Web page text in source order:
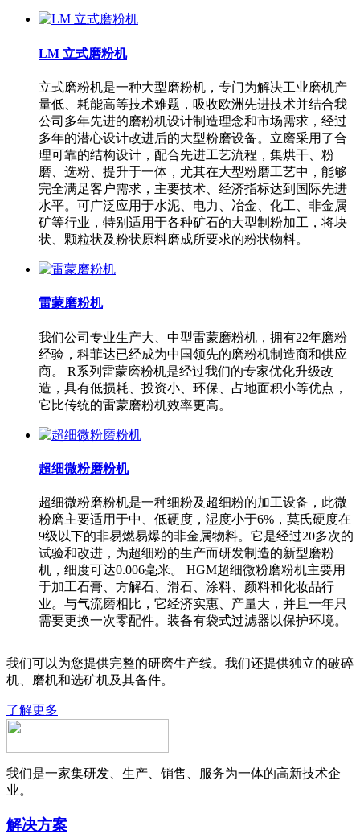
LM 立式磨粉机
立式磨粉机是一种大型磨粉机，专门为解决工业磨机产
量低、耗能高等技术难题，吸收欧洲先进技术并结合我
公司多年先进的磨粉机设计制造理念和市场需求，经过
多年的潜心设计改进后的大型粉磨设备。立磨采用了合
理可靠的结构设计，配合先进工艺流程，集烘干、粉
磨、选粉、提升于一体，尤其在大型粉磨工艺中，能够
完全满足客户需求，主要技术、经济指标达到国际先进
水平。可广泛应用于水泥、电力、冶金、化工、非金属
矿等行业，特别适用于各种矿石的大型制粉加工，将块
状、颗粒状及粉状原料磨成所要求的粉状物料。
雷蒙磨粉机
我们公司专业生产大、中型雷蒙磨粉机，拥有22年磨粉
经验，科菲达已经成为中国领先的磨粉机制造商和供应
商。 R系列雷蒙磨粉机是经过我们的专家优化升级改
造，具有低损耗、投资小、环保、占地面积小等优点，
它比传统的雷蒙磨粉机效率更高。
超细微粉磨粉机
超细微粉磨粉机是一种细粉及超细粉的加工设备，此微
粉磨主要适用于中、低硬度，湿度小于6%，莫氏硬度在
9级以下的非易燃易爆的非金属物料。它是经过20多次的
试验和改进，为超细粉的生产而研发制造的新型磨粉
机，细度可达0.006毫米。 HGM超细微粉磨粉机主要用
于加工石膏、方解石、滑石、涂料、颜料和化妆品行
业。与气流磨相比，它经济实惠、产量大，并且一年只
需要更换一次零配件。装备有袋式过滤器以保护环境。
我们可以为您提供完整的研磨生产线。我们还提供独立的破碎
机、磨机和选矿机及其备件。
了解更多
我们是一家集研发、生产、销售、服务为一体的高新技术企
业。
解决方案